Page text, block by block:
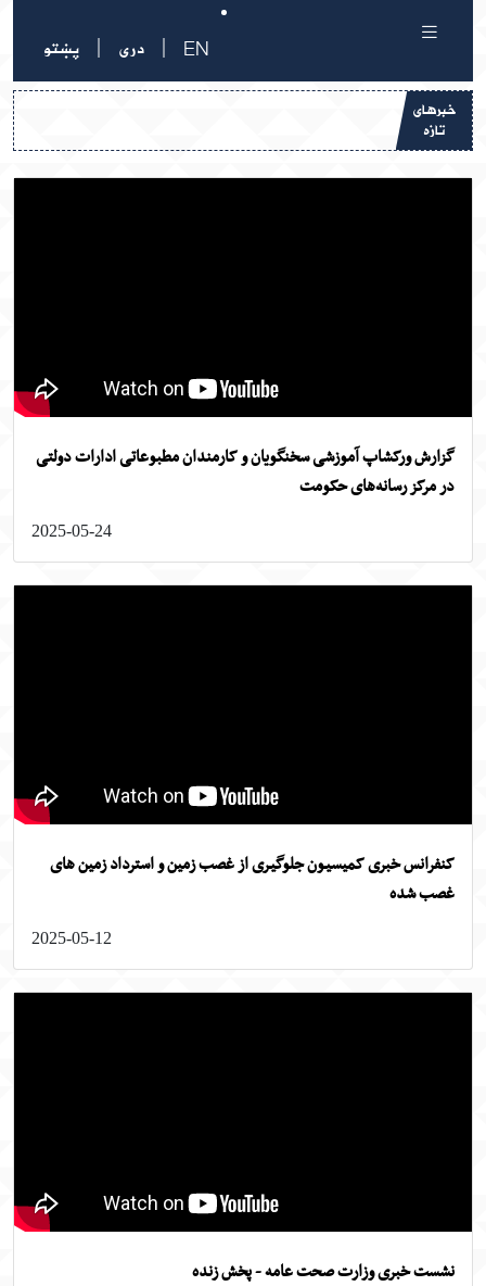
| دری | پښتو
تازه
ورکشاپ آموزشی سخنگویان و کارمندان مطبوعاتی ادارات دولتی
مرکز رسانه‌های حکومت
2025-05-24
خبری کمیسیون جلوگیری از غصب زمین و استرداد زمین های
شده
2025-05-12
خبری وزارت صحت عامه - پخش زنده